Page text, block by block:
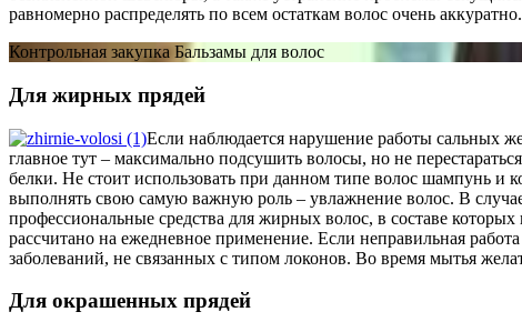
равномерно распределять по всем остаткам волос очень аккуратно.
Контрольная закупка Бальзамы для волос
Для жирных прядей
Если наблюдается нарушение работы сальных
главное тут – максимально подсушить волосы, но не
белки. Не стоит использовать при данном типе волос шампунь и
выполнять свою самую важную роль – увлажнение волос. В
профессиональные средства для жирных волос, в составе
рассчитано на ежедневное применение. Если неправильная
заболеваний, не связанных с типом локонов. Во время мытья
Для окрашенных прядей